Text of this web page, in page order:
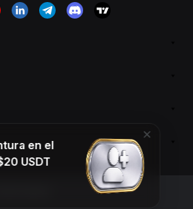
reserved.
en el
USDT